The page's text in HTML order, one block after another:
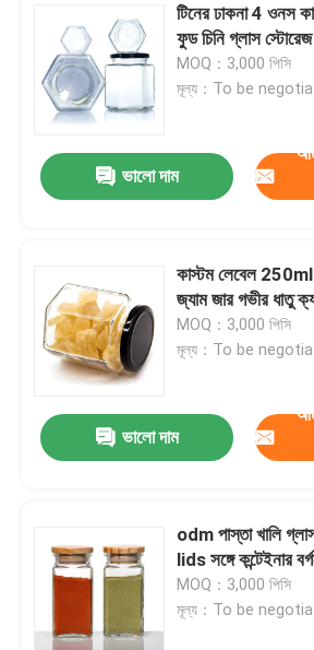
টিনের ঢাকনা 4 ওনস
ফুড চিনি গ্লাস
MOQ：3,000 পিসি
মূল্য：To be
ভালো দাম
কাস্টম লেবেল 250ml
জ্যাম জার গভীর ধাতু
MOQ：3,000 পিসি
মূল্য：To be
ভালো দাম
odm পাস্তা খালি
lids সঙ্গে কন্টেইনার
MOQ：3,000 পিসি
মূল্য：To be